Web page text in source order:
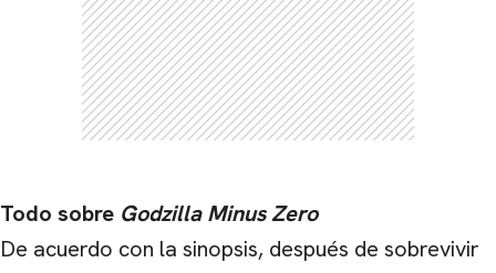
Todo sobre Godzilla Minus Zero
De acuerdo con la sinopsis, después de sobrevivir